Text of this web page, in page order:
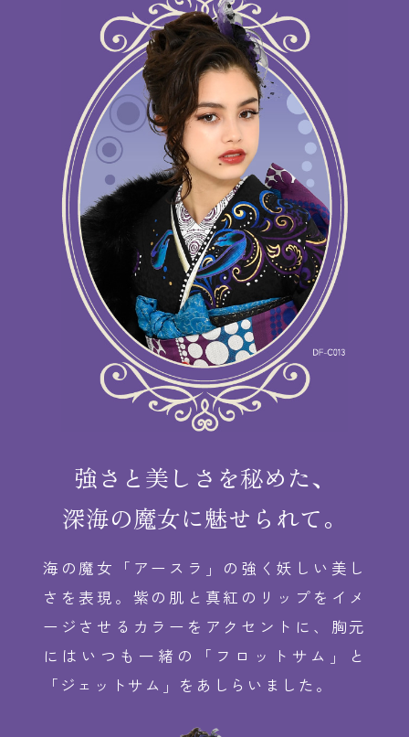
強さと美しさを秘めた、
深海の魔女に魅せられて。
海の魔女「アースラ」の強く妖しい美し
さを表現。紫の肌と真紅のリップをイメ
ージさせるカラーをアクセントに、胸元
にはいつも一緒の「フロットサム」と
「ジェットサム」をあしらいました。